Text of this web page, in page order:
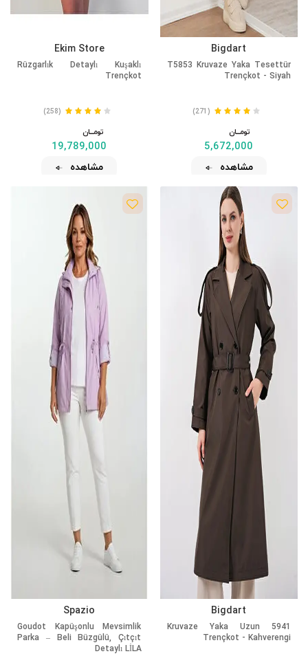
Bigdart
T5853 Kruvaze Yaka Tesettür
Trençkot - Siyah
(271)
تومــــــان
5,672,000
مشاهده
Ekim Store
Rüzgarlık Detaylı Kuşaklı
Trençkot
(258)
تومــــــان
19,789,000
مشاهده
Bigdart
5941 Kruvaze Yaka Uzun
Trençkot - Kahverengi
Spazio
Goudot Kapüşonlu Mevsimlik
Parka – Beli Büzgülü, Çıtçıt
Detaylı LİLA